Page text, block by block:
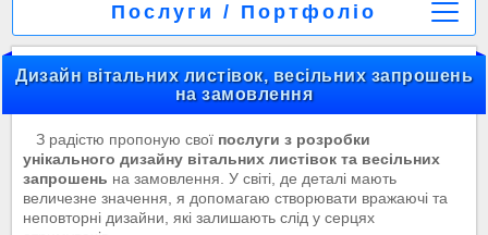
Послуги / Портфоліо
Дизайн вітальних листівок, весільних запрошень
на замовлення
З радістю пропоную свої послуги з розробки
унікального дизайну вітальних листівок та весільних
запрошень на замовлення. У світі, де деталі мають
величезне значення, я допомагаю створювати вражаючі та
неповторні дизайни, які залишають слід у серцях